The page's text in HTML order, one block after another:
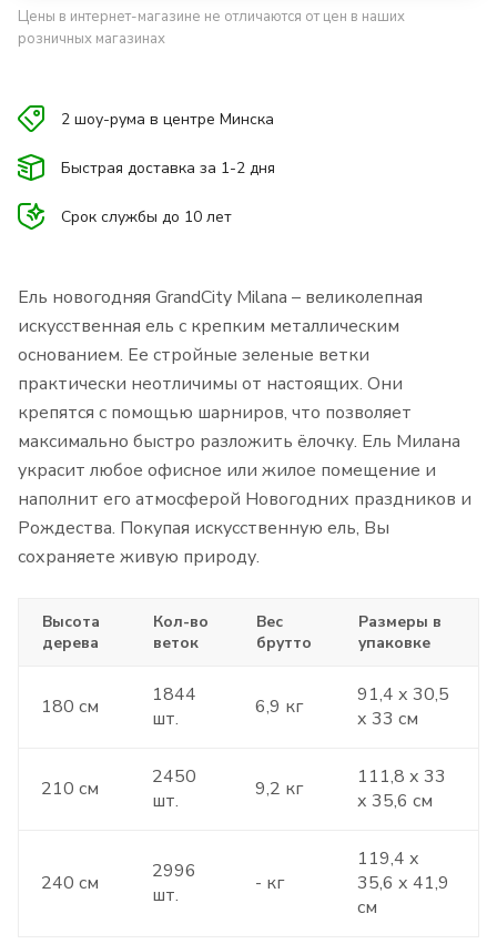
Цены в интернет-магазине не отличаются от цен в наших
розничных магазинах
2 шоу-рума в центре Минска
Быстрая доставка за 1-2 дня
Срок службы до 10 лет
Ель новогодняя GrandCity Milana – великолепная
искусственная ель с крепким металлическим
основанием. Ее стройные зеленые ветки
практически неотличимы от настоящих. Они
крепятся с помощью шарниров, что позволяет
максимально быстро разложить ёлочку. Ель Милана
украсит любое офисное или жилое помещение и
наполнит его атмосферой Новогодних праздников и
Рождества. Покупая искусственную ель, Вы
сохраняете живую природу.
Высота
дерева
Кол-во
веток
Вес
брутто
Размеры в
упаковке
180 см
1844
шт.
6,9 кг
91,4 х 30,5
х 33 см
210 см
2450
шт.
9,2 кг
111,8 х 33
х 35,6 см
240 см
2996
шт.
- кг
119,4 х
35,6 х 41,9
см